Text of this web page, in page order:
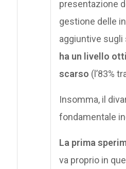
presentazione
gestione delle
aggiuntive
ha un livello
scarso (l’83%
Insomma, il
fondamentale
La prima
va proprio in